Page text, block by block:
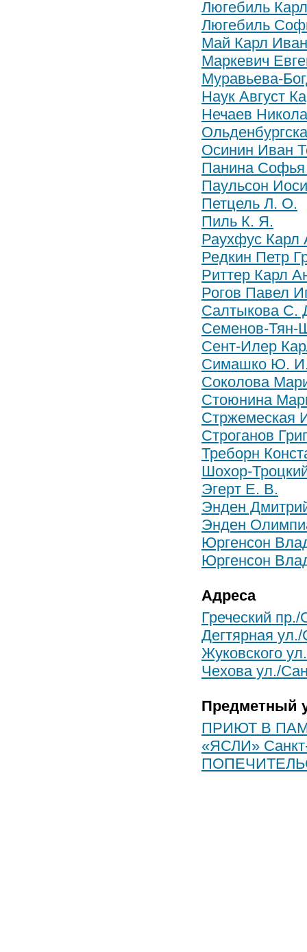
Люгебиль
Люгебиль
Май Карл
Маркевич
Муравьева-
Наук Август
Нечаев
Осинин Иван
Панина
Паульсон
Петцель Л. О.
Пиль К. Я.
Раухфус Карл
Редкин Петр
Риттер Карл
Рогов Павел
Салтыкова С.
Семенов-Тян-
Сент-Илер
Симашко Ю.
Соколова
Стоюнина
Стржемеская
Строганов
Треборн
Шохор-
Эгерт Е. В.
Энден
Энден
Юргенсон
Юргенсон
Адреса
Греческий пр./
Дегтярная
Жуковского
Чехова ул./
Предметный
ПРИЮТ В
«ЯСЛИ»